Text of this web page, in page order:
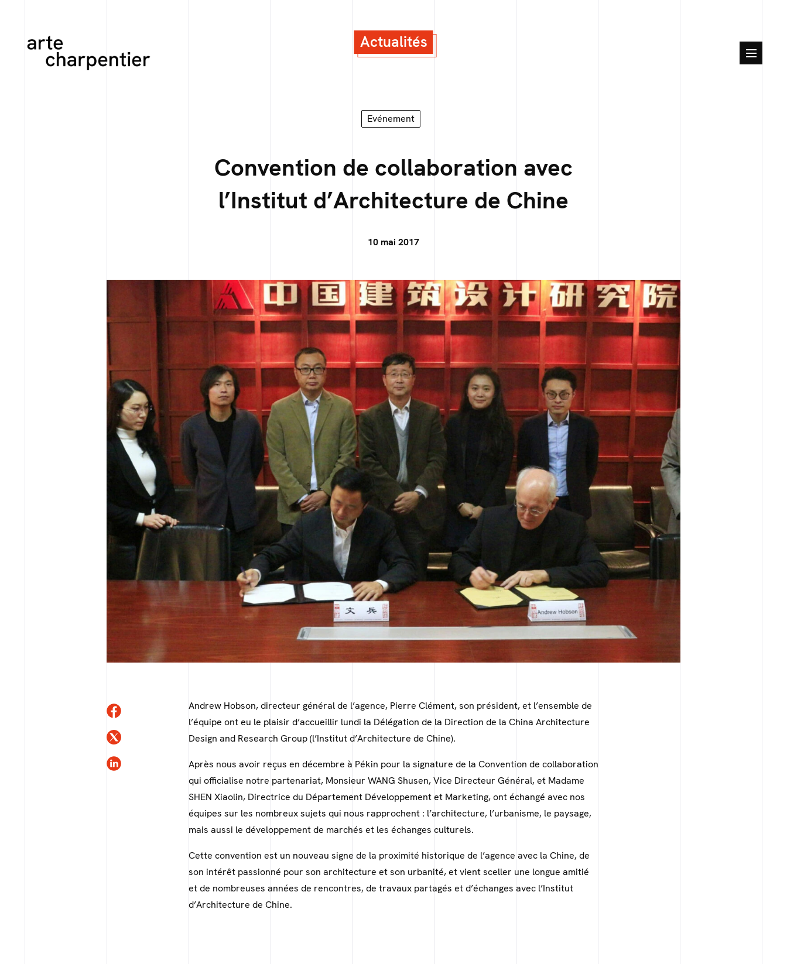
Actualités
Evénement
Convention de collaboration avec
l’Institut d’Architecture de Chine
10 mai 2017
Andrew Hobson, directeur général de l’agence, Pierre Clément, son président, et l’ensemble de
l’équipe ont eu le plaisir d’accueillir lundi la Délégation de la Direction de la China Architecture
Design and Research Group (l’Institut d’Architecture de Chine).
Après nous avoir reçus en décembre à Pékin pour la signature de la Convention de collaboration
qui officialise notre partenariat, Monsieur WANG Shusen, Vice Directeur Général, et Madame
SHEN Xiaolin, Directrice du Département Développement et Marketing, ont échangé avec nos
équipes sur les nombreux sujets qui nous rapprochent : l’architecture, l’urbanisme, le paysage,
mais aussi le développement de marchés et les échanges culturels.
Cette convention est un nouveau signe de la proximité historique de l’agence avec la Chine, de
son intérêt passionné pour son architecture et son urbanité, et vient sceller une longue amitié
et de nombreuses années de rencontres, de travaux partagés et d’échanges avec l’Institut
d’Architecture de Chine.